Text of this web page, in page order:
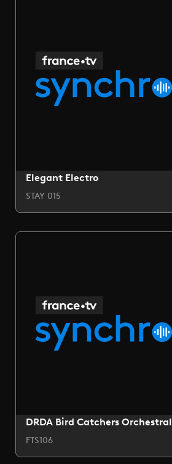
Elegant Electro
STAY 015
DRDA Bird Catchers Orchestral
FTS106